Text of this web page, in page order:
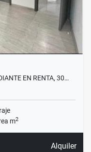
EN RENTA, 30…
m2
Alquiler